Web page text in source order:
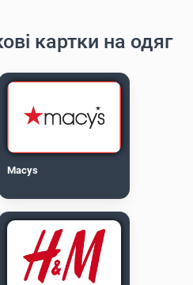
картки на одяг
Macys